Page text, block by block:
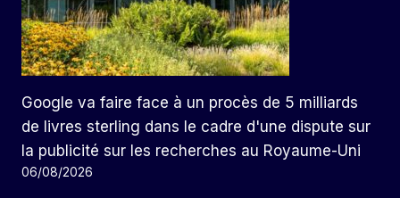
Google va faire face à un procès de 5 milliards
de livres sterling dans le cadre d'une dispute sur
la publicité sur les recherches au Royaume-Uni
06/08/2026